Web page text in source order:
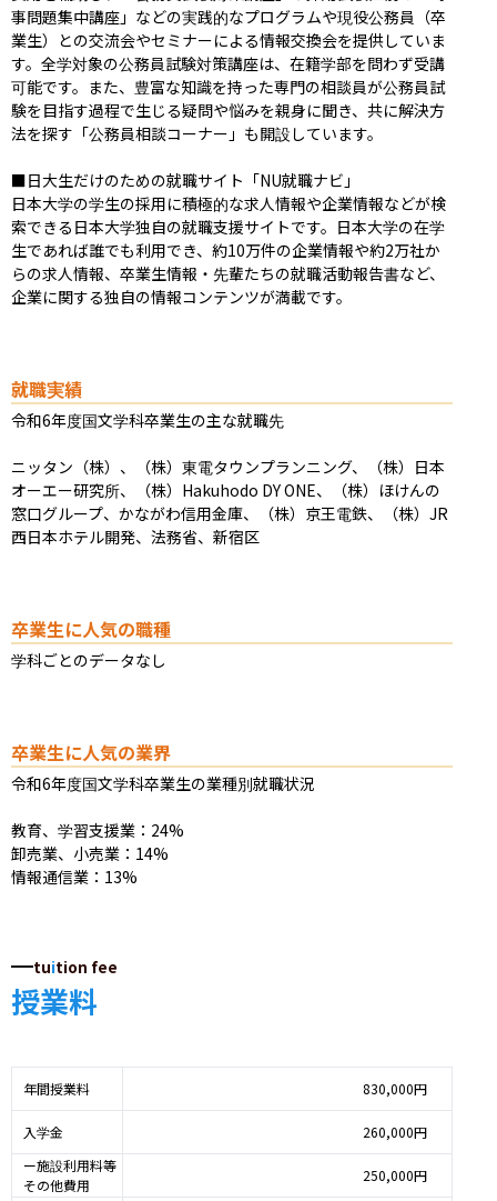
事問題集中講座」などの実践的なプログラムや現役公務員（卒
業生）との交流会やセミナーによる情報交換会を提供していま
す。全学対象の公務員試験対策講座は、在籍学部を問わず受講
可能です。また、豊富な知識を持った専門の相談員が公務員試
験を目指す過程で生じる疑問や悩みを親身に聞き、共に解決方
法を探す「公務員相談コーナー」も開設しています。
■日大生だけのための就職サイト「NU就職ナビ」
日本大学の学生の採用に積極的な求人情報や企業情報などが検
索できる日本大学独自の就職支援サイトです。日本大学の在学
生であれば誰でも利用でき、約10万件の企業情報や約2万社か
らの求人情報、卒業生情報・先輩たちの就職活動報告書など、
企業に関する独自の情報コンテンツが満載です。
就職実績
令和6年度国文学科卒業生の主な就職先
ニッタン（株）、（株）東電タウンプランニング、（株）日本
オーエー研究所、（株）Hakuhodo DY ONE、（株）ほけんの
窓口グループ、かながわ信用金庫、（株）京王電鉄、（株）JR
西日本ホテル開発、法務省、新宿区
卒業生に人気の職種
学科ごとのデータなし
卒業生に人気の業界
令和6年度国文学科卒業生の業種別就職状況
教育、学習支援業：24%
卸売業、小売業：14%
情報通信業：13%
tuition fee
授業料
年間授業料 830,000円
入学金
260,000円
ー施設利用料等
その他費用
250,000円